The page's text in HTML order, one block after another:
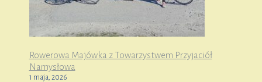
Rowerowa Majówka z Towarzystwem Przyjaciół
Namysłowa
1 maja, 2026